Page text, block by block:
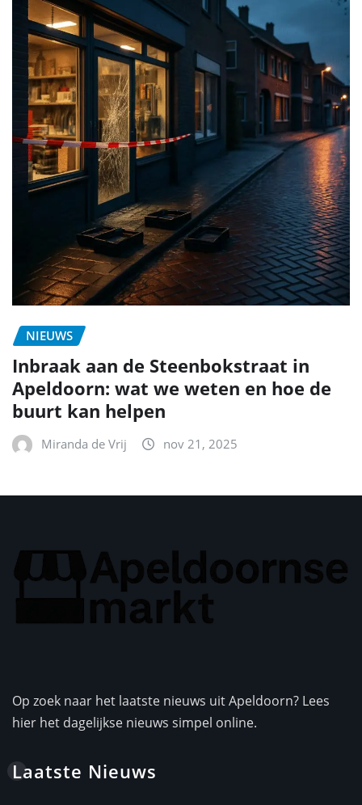
NIEUWS
Inbraak aan de Steenbokstraat in
Apeldoorn: wat we weten en hoe de
buurt kan helpen
Miranda de Vrij nov 21, 2025
Op zoek naar het laatste nieuws uit Apeldoorn? Lees
hier het dagelijkse nieuws simpel online.
Laatste Nieuws